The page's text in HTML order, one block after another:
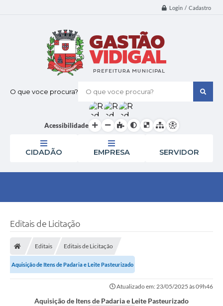
Login / Cadastro
O que voce procura?
Acessibilidade
CIDADÃO EMPRESA SERVIDOR
Editais de Licitação
Editais Editais de Licitação
Aquisição de Itens de Padaria e Leite Pasteurizado
Atualizado em: 23/05/2025 às 09h46
Aquisição de Itens de Padaria e Leite Pasteurizado